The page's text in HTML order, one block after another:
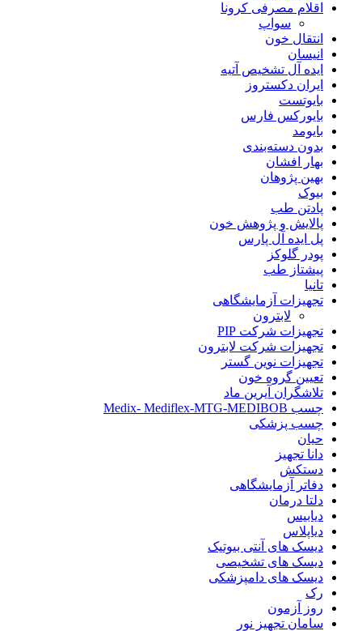
اقلام مصرفی کرونا
سواپ
انتقال خون
انیسان
ایده آل تشخیص آتیه
ایران دکستروز
بایوتست
بایورکس فارس
بایومد
بدون دسته‌بندی
بهار افشان
بهین پژوهان
بیوک
پادتن طب
پالایش و پژوهش خون
پل ایده آل پارس
پودر گلوکز
پیشتاز طب
تانیا
تجهیزات آزمایشگاهی
لابترون
تجهیزات شرکت PIP
تجهیزات شرکت لابترون
تجهیزات نوین گستر
تعیین گروه خون
تلاشگران آیرین ماد
چسب Medix- Mediflex-MTG-MEDIBOB
چسب پزشکی
حیان
دانا تجهیز
دستکش
دفاتر آزمایشگاهی
دلتا درمان
دیابیس
دیاپلاس
دیسک های آنتی بیوتیک
دیسک های تشخیصی
دیسک های دامپزشکی
رک
روز آزمون
سامان تجهیز نور